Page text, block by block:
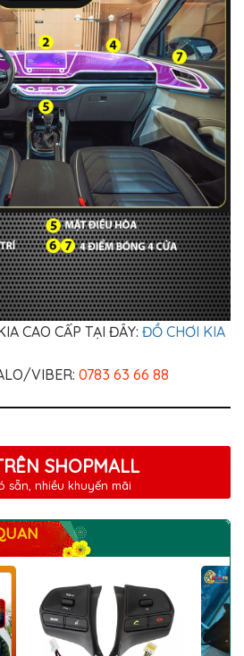
CAO CẤP TẠI ĐÂY: ĐỒ CHƠI KIA
VIBER: 0783 63 66 88
SHOPMALL
sẵn, nhiều khuyến mãi